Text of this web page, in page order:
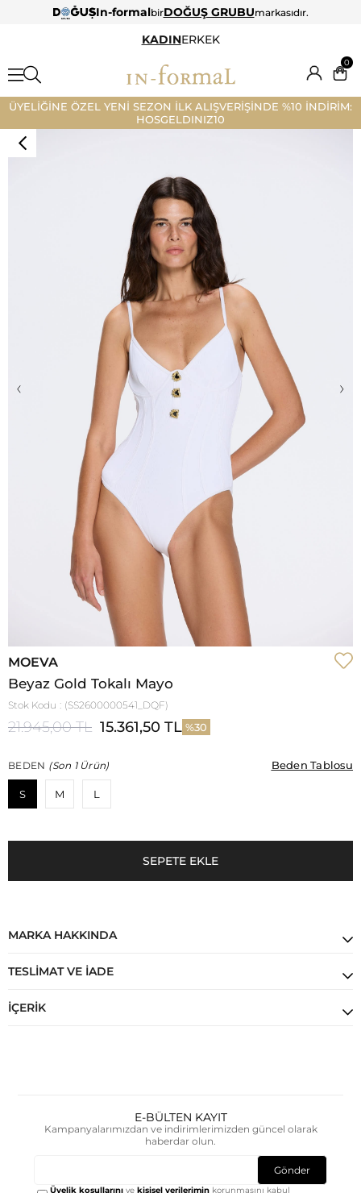
In-formalbirDOĞUŞ GRUBUmarkasıdır.
KADINERKEK
0
ÜYELİĞİNE ÖZEL YENİ SEZON İLK ALIŞVERİŞİNDE %10 İNDİRİM:
HOSGELDINIZ10
‹ ›
MOEVA
Beyaz Gold Tokalı Mayo
Stok Kodu (SS2600000541_DQF)
21.945,00 TL 15.361,50 TL 30
BEDEN (Son 1 Ürün) Beden Tablosu
Beden Tablosu
S M L
MARKA HAKKINDA
TESLIMAT VE İADE
İÇERIK
E-BÜLTEN KAYIT
Kampanyalarımızdan ve indirimlerimizden güncel olarak
haberdar olun.
Gönder
Üyelik koşullarını vekişisel verilerimin korunmasını kabul